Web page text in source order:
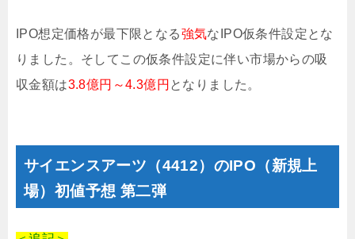
IPO想定価格が最下限となる強気なIPO仮条件設定とな
りました。そしてこの仮条件設定に伴い市場からの吸
収金額は3.8億円～4.3億円 となりました。
サイエンスアーツ（4412）のIPO（新規上
場）初値予想 第二弾